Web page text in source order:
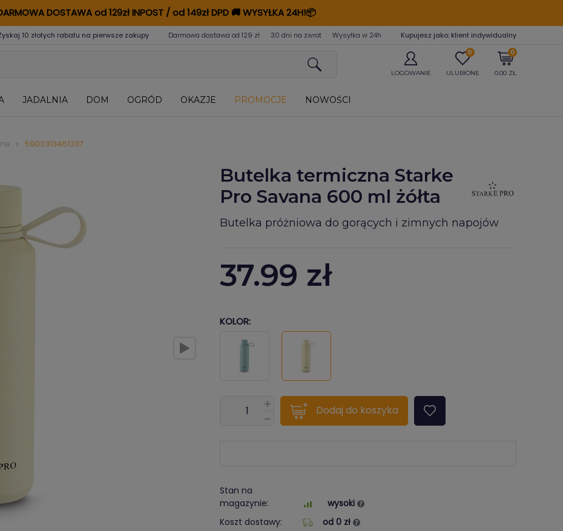
DOSTAWA od 129zł INPOST / od 149zł DPD🚚WYSYŁKA 24H!📦
10 złotych rabatu na pierwsze zakupy Darmowa dostawa od 129 zł 30 dni na zwrot Wysyłka w 24h Kupujesz jako: klient indywidualny
LOGOWANIE
0
ULUBIONE
0
0.00 ZŁ
JADALNIA DOM OGRÓD OKAZJE PROMOCJE NOWOŚCI
5903313461337
Butelka termiczna Starke
Pro Savana 600 ml żółta
Butelka próżniowa do gorących i zimnych napojów
37.99 zł
KOLOR:
???pl.msg.item.quantity???
Dodaj do koszyka
Stan na
magazynie:
wysoki
Koszt dostawy:
od 0 zł